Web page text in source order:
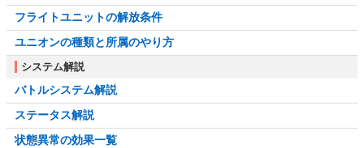
フライトユニットの解放条件
ユニオンの種類と所属のやり方
システム解説
バトルシステム解説
ステータス解説
状態異常の効果一覧